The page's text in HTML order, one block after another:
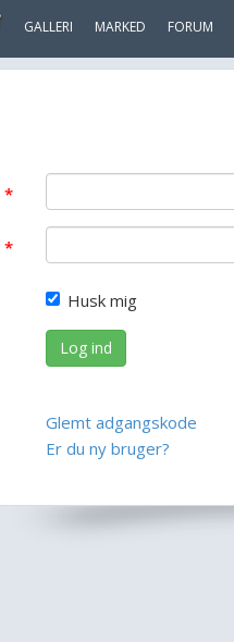
GALLERI MARKED FORUM
Husk mig
Log ind
Glemt adgangskode
Er du ny bruger?